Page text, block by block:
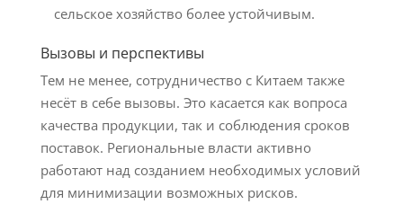
сельское хозяйство более устойчивым.
Вызовы и перспективы
Тем не менее, сотрудничество с Китаем также
несёт в себе вызовы. Это касается как вопроса
качества продукции, так и соблюдения сроков
поставок. Региональные власти активно
работают над созданием необходимых условий
для минимизации возможных рисков.